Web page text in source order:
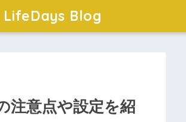
LifeDays Blog
注意点や設定を紹